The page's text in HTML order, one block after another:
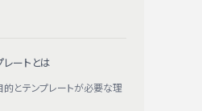
ートとは
とテンプレートが必要な理